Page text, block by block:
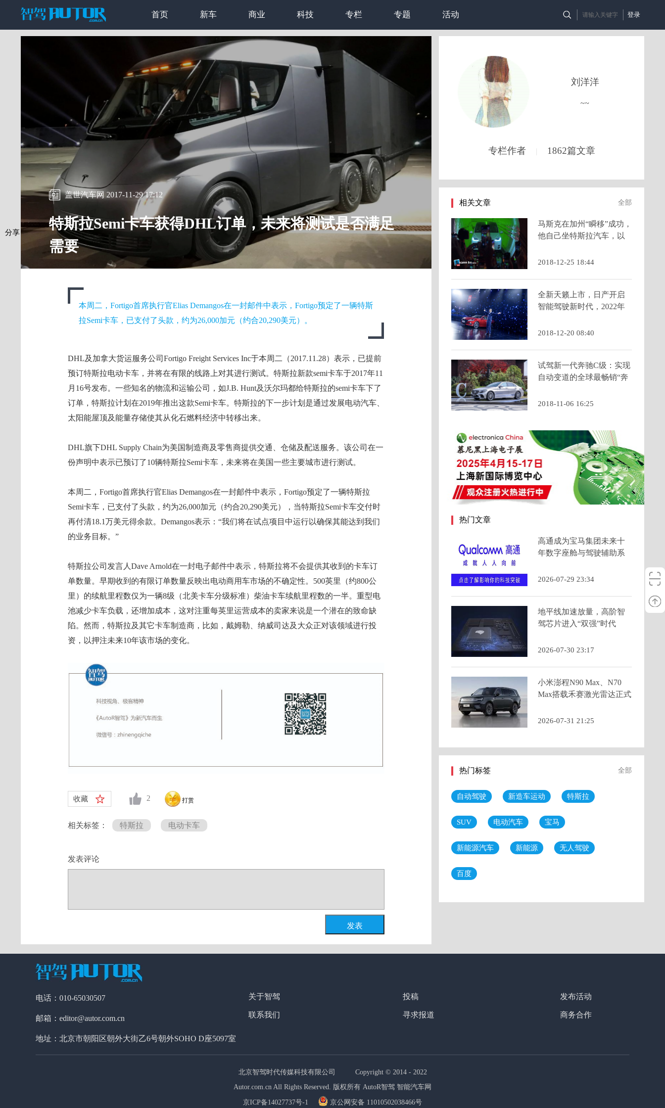
登录
首页 新车 商业 科技 专栏 专题 活动
盖世汽车网 2017-11-29 17:12
特斯拉Semi卡车获得DHL订单，未来将测试是否满足
需要
分享
本周二，Fortigo首席执行官Elias Demangos在一封邮件中表示，Fortigo预定了一辆特斯
拉Semi卡车，已支付了头款，约为26,000加元（约合20,290美元）。
DHL及加拿大货运服务公司Fortigo Freight Services Inc于本周二（2017.11.28）表示，已提前
预订特斯拉电动卡车，并将在有限的线路上对其进行测试。特斯拉新款semi卡车于2017年11
月16号发布。一些知名的物流和运输公司，如J.B. Hunt及沃尔玛都给特斯拉的semi卡车下了
订单，特斯拉计划在2019年推出这款Semi卡车。特斯拉的下一步计划是通过发展电动汽车
太阳能屋顶及能量存储使其从化石燃料经济中转移出来。
DHL旗下DHL Supply Chain为美国制造商及零售商提供交通、仓储及配送服务。该公司在一
份声明中表示已预订了10辆特斯拉Semi卡车，未来将在美国一些主要城市进行测试。
本周二，Fortigo首席执行官Elias Demangos在一封邮件中表示，Fortigo预定了一辆特斯拉
Semi卡车，已支付了头款，约为26,000加元（约合20,290美元），当特斯拉Semi卡车交付时
再付清18.1万美元得余款。Demangos表示：“我们将在试点项目中运行以确保其能达到我们
的业务目标。”
特斯拉公司发言人Dave Arnold在一封电子邮件中表示，特斯拉将不会提供其收到的卡车订
单数量。早期收到的有限订单数量反映出电动商用车市场的不确定性。500英里（约800公
里）的续航里程数仅为一辆8级（北美卡车分级标准）柴油卡车续航里程数的一半。重型电
池减少卡车负载，还增加成本，这对注重每英里运营成本的卖家来说是一个潜在的致命缺
陷。然而，特斯拉及其它卡车制造商，比如，戴姆勒、纳威司达及大众正对该领域进行投
资，以押注未来10年该市场的变化。
收藏 2 打赏
相关标签： 特斯拉 电动卡车
发表评论
发表
刘洋洋
~~
专栏作者 | 1862篇文章
相关文章 全部
马斯克在加州“瞬移”成功，
他自己坐特斯拉汽车，以
说“太刺激”！
2018-12-25 18:44
全新天籁上市，日产开启
智能驾驶新时代，2022年
科技车型
2018-12-20 08:40
试驾新一代奔驰C级：实现
自动变道的全球最畅销“奔
方面领先宝马奥迪半个身
2018-11-06 16:25
热门文章
高通成为宝马集团未来十
年数字座舱与驾驶辅助系
2026-07-29 23:34
地平线加速放量，高阶智
驾芯片进入“双强”时代
2026-07-30 23:17
小米澎程N90 Max、N70
Max搭载禾赛激光雷达正式
2026-07-31 21:25
热门标签 全部
自动驾驶 新造车运动 特斯拉
SUV 电动汽车 宝马
新能源汽车 新能源 无人驾驶
百度
电话：010-65030507
邮箱：editor@autor.com.cn
地址：北京市朝阳区朝外大街乙6号朝外SOHO D座5097室
关于智驾
联系我们
投稿
寻求报道
发布活动
商务合作
北京智驾时代传媒科技有限公司 Copyright © 2014 - 2022
Autor.com.cn All Rights Reserved. 版权所有 AutoR智驾 智能汽车网
京ICP备14027737号-1 京公网安备 11010502038466号